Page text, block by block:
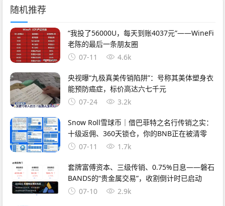
随机推荐
“我投了56000U，每天到账4037元”——WineFi
老陈的最后一条朋友圈
07-11
4.6k
央视曝“九极真美传销陷阱”：号称其美体塑身衣
能预防癌症，标价高达六七千元
07-24
3.2k
Snow Roll雪球币｜借巴菲特之名行传销之实：
十级返佣、360天锁仓，你的BNB正在被清零
07-11
1.7k
套牌富傅资本、三级传销、0.75%日息——磐石
BANDS的“贵金属交易”，收割倒计时已启动
07-10
2.9k